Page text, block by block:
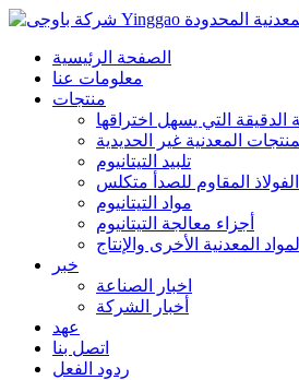
الصفحة الرئيسية
معلومات عنا
منتجات
التي يسهل اختراقها
المعدنية غير الحديدية
تلبيد التيتانيوم
المقاوم للصدأ متكلس
مواد التيتانيوم
أجزاء معالجة التيتانيوم
المواد المعدنية الأخرى والإنتاج
خبر
اخبار الصناعة
أخبار الشركة
عهد
اتصل بنا
ردود الفعل